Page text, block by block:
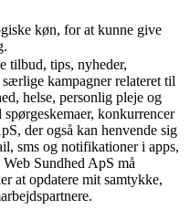
køn, for at kunne give
tilbud, tips, nyheder,
kampagner relateret til
helse, personlig pleje og
konkurrencer
der også kan henvende sig
sms og notifikationer i apps,
Sundhed ApS må
at opdatere mit samtykke,